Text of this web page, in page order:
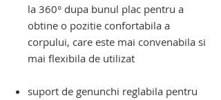
la 360° dupa bunul plac pentru a
obtine o pozitie confortabila a
corpului, care este mai convenabila si
mai flexibila de utilizat
suport de genunchi reglabila pentru